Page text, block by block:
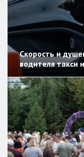
Скорость и
водителя такси